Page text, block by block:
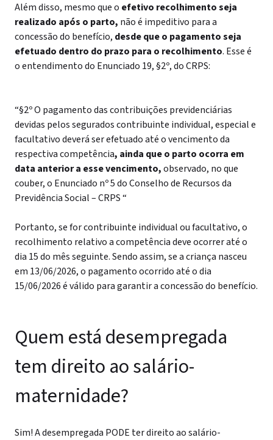
Além disso, mesmo que o efetivo recolhimento seja
realizado após o parto, não é impeditivo para a
concessão do benefício, desde que o pagamento seja
efetuado dentro do prazo para o recolhimento. Esse é
o entendimento do Enunciado 19, §2º, do CRPS:
“§2º O pagamento das contribuições previdenciárias
devidas pelos segurados contribuinte individual, especial e
facultativo deverá ser efetuado até o vencimento da
respectiva competência, ainda que o parto ocorra em
data anterior a esse vencimento,observado, no que
couber, o Enunciado nº 5 do Conselho de Recursos da
Previdência Social – CRPS “
Portanto, se for contribuinte individual ou facultativo, o
recolhimento relativo a competência deve ocorrer até o
dia 15 do mês seguinte. Sendo assim, se a criança nasceu
em 13/06/2026, o pagamento ocorrido até o dia
15/06/2026 é válido para garantir a concessão do benefício.
Quem está desempregada
tem direito ao salário-
maternidade?
Sim! A desempregada PODE ter direito ao salário-